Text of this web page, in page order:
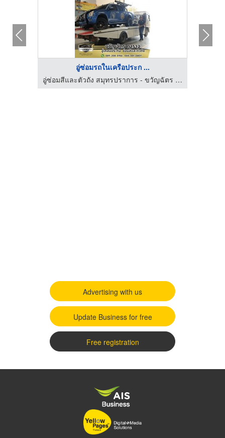
อู่ซ่อมรถในเครือประก ...
อู่ซ่อมสีและตัวถัง สมุทรปราการ - ขวัญฉัตร การาจ
Advertising with us
Update Business for free
Free registration